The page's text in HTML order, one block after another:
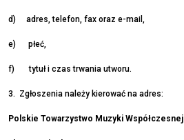
d) adres, telefon, fax oraz e-mail,
e) płeć,
f) tytuł i czas trwania utworu.
3. Zgłoszenia należy kierować na adres:
Polskie Towarzystwo Muzyki Współczesnej